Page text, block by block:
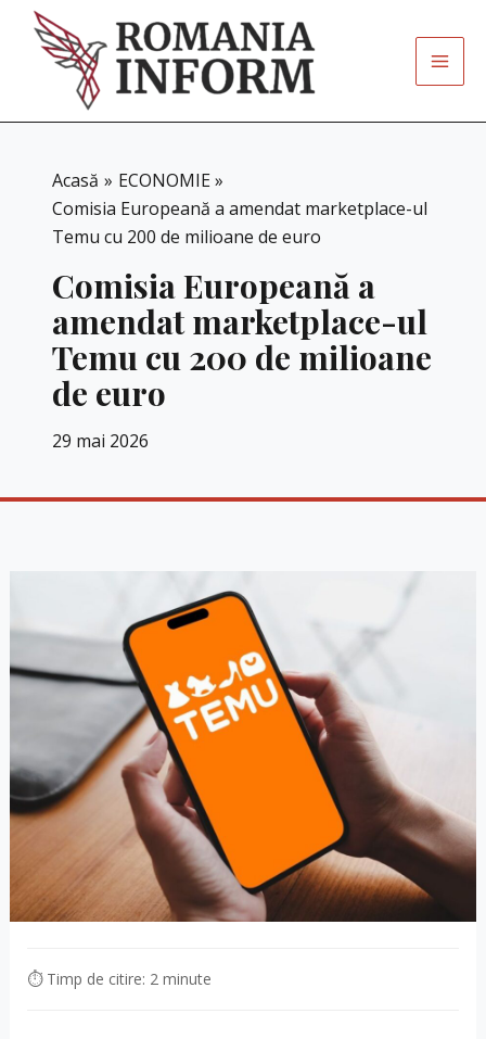
content
Acasă
ECONOMIE
Comisia Europeană a amendat marketplace-ul
Temu cu 200 de milioane de euro
Comisia Europeană a
amendat marketplace-ul
Temu cu 200 de milioane
de euro
29 mai 2026
⏱ Timp de citire: 2 minute